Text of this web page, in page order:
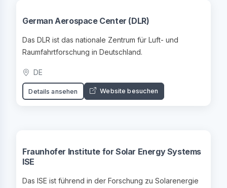
German Aerospace Center (DLR)
Das DLR ist das nationale Zentrum für Luft- und
Raumfahrtforschung in Deutschland.
DE
Details ansehen Website besuchen
Fraunhofer Institute for Solar Energy Systems
ISE
Das ISE ist führend in der Forschung zu Solarenergie